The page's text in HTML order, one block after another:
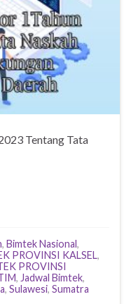
Tentang Tata
, Bimtek Nasional,
PROVINSI KALSEL,
PROVINSI
, Jadwal Bimtek,
, Sulawesi, Sumatra